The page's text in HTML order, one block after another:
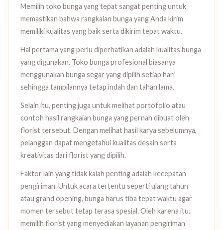
Memilih toko bunga yang tepat sangat penting untuk
memastikan bahwa rangkaian bunga yang Anda kirim
memiliki kualitas yang baik serta dikirim tepat waktu.
Hal pertama yang perlu diperhatikan adalah kualitas bunga
yang digunakan. Toko bunga profesional biasanya
menggunakan bunga segar yang dipilih setiap hari
sehingga tampilannya tetap indah dan tahan lama.
Selain itu, penting juga untuk melihat portofolio atau
contoh hasil rangkaian bunga yang pernah dibuat oleh
florist tersebut. Dengan melihat hasil karya sebelumnya,
pelanggan dapat mengetahui kualitas desain serta
kreativitas dari florist yang dipilih.
Faktor lain yang tidak kalah penting adalah kecepatan
pengiriman. Untuk acara tertentu seperti ulang tahun
atau grand opening, bunga harus tiba tepat waktu agar
momen tersebut tetap terasa spesial. Oleh karena itu,
memilih florist yang menyediakan layanan pengiriman